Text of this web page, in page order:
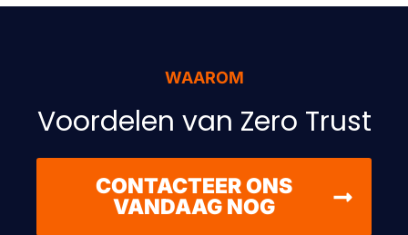
WAAROM
Voordelen van Zero Trust
CONTACTEER ONS
VANDAAG NOG